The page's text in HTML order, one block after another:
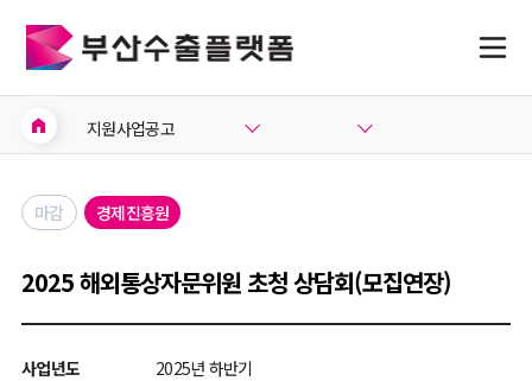
home 지원사업공고
마감 경제진흥원
2025 해외통상자문위원 초청 상담회(모집연장)
사업년도 2025년 하반기